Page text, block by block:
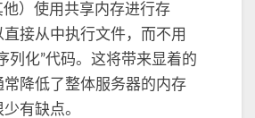
他）使用共享内存进行存
接从中执行文件，而不用
列化”代码。这将带来显着的
常降低了整体服务器的内存
有缺点。